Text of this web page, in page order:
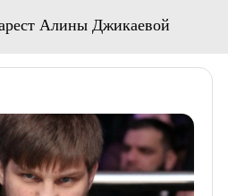
Алины Джикаевой